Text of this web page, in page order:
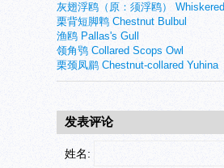
灰翅浮鸥（原：须浮鸥）
栗背短脚鹎 Chestnut Bulbul
渔鸥 Pallas's Gull
领角鸮 Collared Scops Owl
栗颈凤鹛 Chestnut-collared Yuhina
发表评论
姓名: